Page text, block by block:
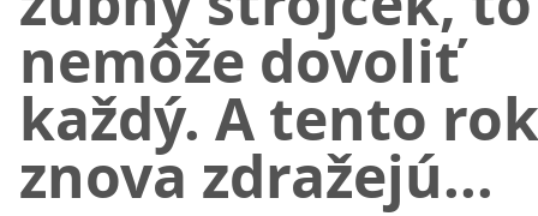
nemôže dovoliť
každý. A tento rok
znova zdražejú...